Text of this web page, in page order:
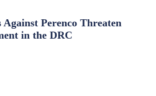
Perenco Threaten
in the DRC